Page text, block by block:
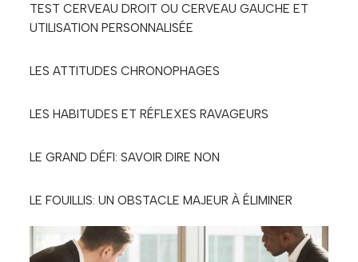
TEST CERVEAU DROIT OU CERVEAU GAUCHE ET
UTILISATION PERSONNALISÉE
LES ATTITUDES CHRONOPHAGES
LES HABITUDES ET RÉFLEXES RAVAGEURS
LE GRAND DÉFI: SAVOIR DIRE NON
LE FOUILLIS: UN OBSTACLE MAJEUR À ÉLIMINER